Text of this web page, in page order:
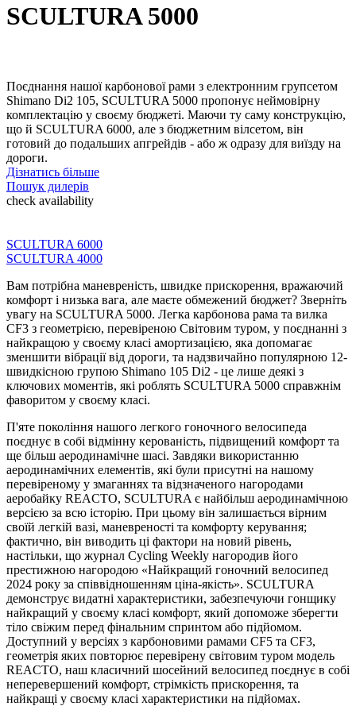
SCULTURA 5000
Поєднання нашої карбонової рами з електронним групсетом
Shimano Di2 105, SCULTURA 5000 пропонує неймовірну
комплектацію у своєму бюджеті. Маючи ту саму конструкцію,
що й SCULTURA 6000, але з бюджетним вілсетом, він
готовий до подальших апгрейдів - або ж одразу для виїзду на
дороги.
Дізнатись більше
Пошук дилерів
check availability
SCULTURA 6000
SCULTURA 4000
Вам потрібна маневреність, швидке прискорення, вражаючий
комфорт і низька вага, але маєте обмежений бюджет? Зверніть
увагу на SCULTURA 5000. Легка карбонова рама та вилка
CF3 з геометрією, перевіреною Світовим туром, у поєднанні з
найкращою у своєму класі амортизацією, яка допомагає
зменшити вібрації від дороги, та надзвичайно популярною 12-
швидкісною групою Shimano 105 Di2 - це лише деякі з
ключових моментів, які роблять SCULTURA 5000 справжнім
фаворитом у своєму класі.
П'яте покоління нашого легкого гоночного велосипеда
поєднує в собі відмінну керованість, підвищений комфорт та
ще більш аеродинамічне шасі. Завдяки використанню
аеродинамічних елементів, які були присутні на нашому
перевіреному у змаганнях та відзначеного нагородами
аеробайку REACTO, SCULTURA є найбільш аеродинамічною
версією за всю історію. При цьому він залишається вірним
своїй легкій вазі, маневреності та комфорту керування;
фактично, він виводить ці фактори на новий рівень,
настільки, що журнал Cycling Weekly нагородив його
престижною нагородою «Найкращий гоночний велосипед
2024 року за співвідношенням ціна-якість». SCULTURA
демонструє видатні характеристики, забезпечуючи гонщику
найкращий у своєму класі комфорт, який допоможе зберегти
тіло свіжим перед фінальним спринтом або підйомом.
Доступний у версіях з карбоновими рамами CF5 та CF3,
геометрія яких повторює перевірену світовим туром модель
REACTO, наш класичний шосейний велосипед поєднує в собі
неперевершений комфорт, стрімкість прискорення, та
найкращі у своєму класі характеристики на підйомах.